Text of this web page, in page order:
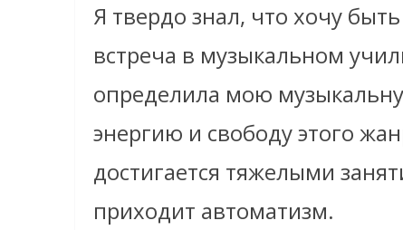
Я твердо знал, что хочу
встреча в музыкальном
определила мою
энергию и свободу этого
достигается тяжелыми
приходит автоматизм.